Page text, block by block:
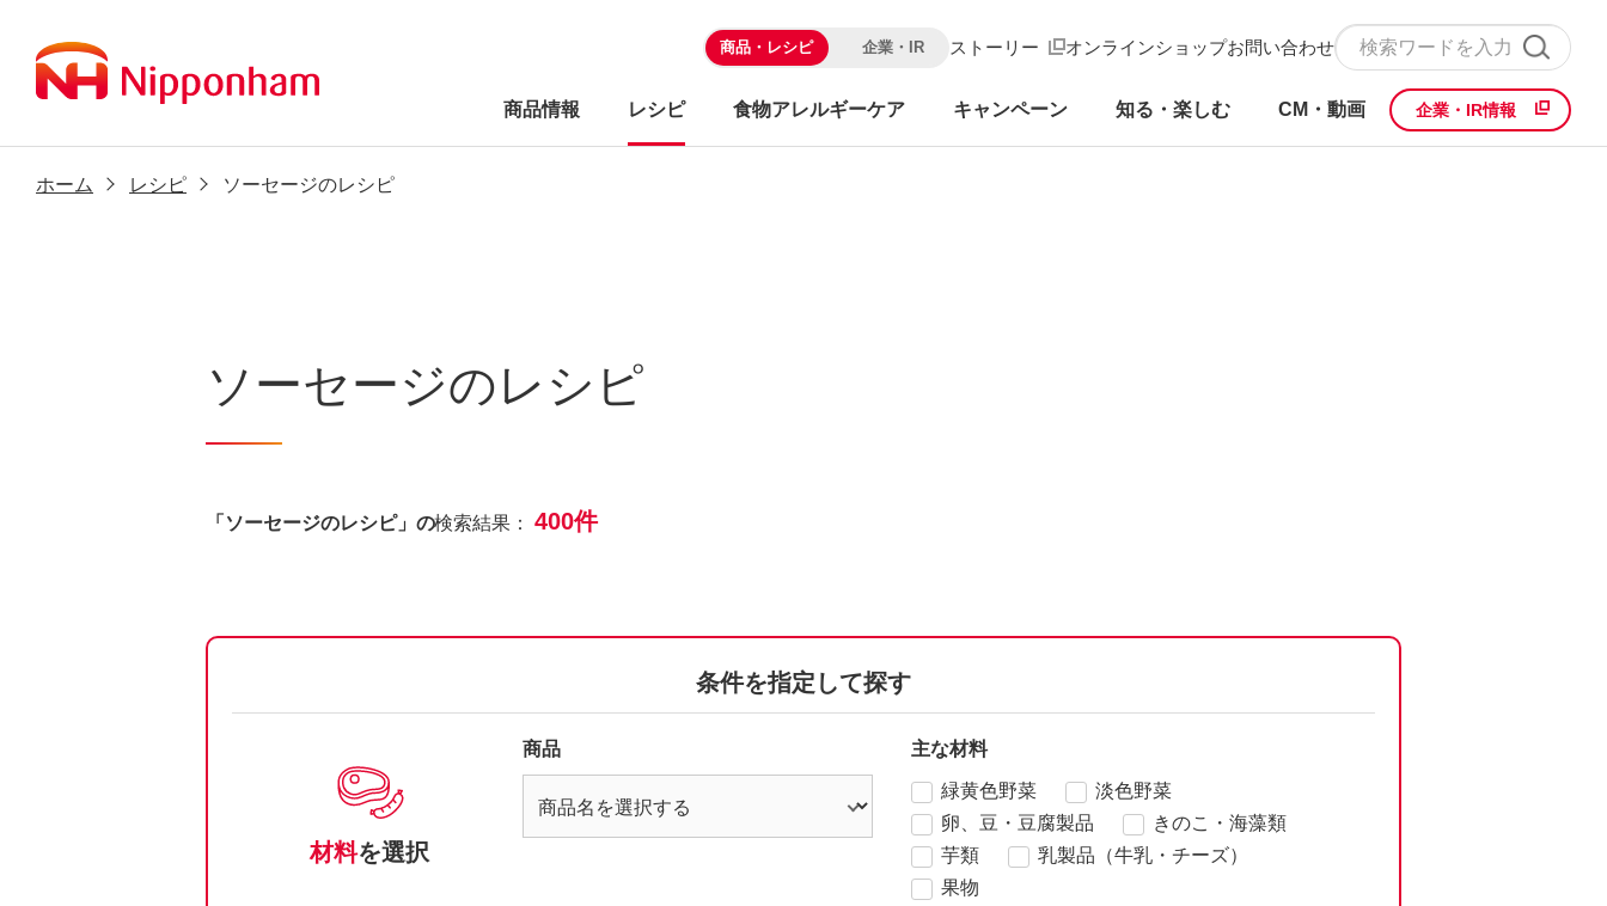
商品・レシピ 企業・IR ストーリー オンラインショップお問い合わせ
商品情報 レシピ 食物アレルギーケア キャンペーン 知る・楽しむ CM・動画 企業・IR情報
ホーム レシピ ソーセージのレシピ
ソーセージのレシピ
「ソーセージのレシピ」の検索結果： 400件
条件を指定して探す
材料を選択
商品 主な材料
緑黄色野菜
淡色野菜
卵、豆・豆腐製品
きのこ・海藻類
芋類
乳製品（牛乳・チーズ）
果物